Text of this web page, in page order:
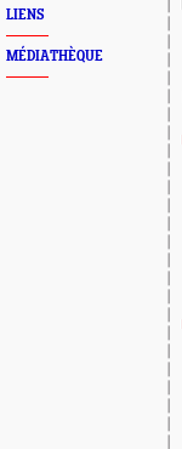
LIENS
MÉDIATHÈQUE